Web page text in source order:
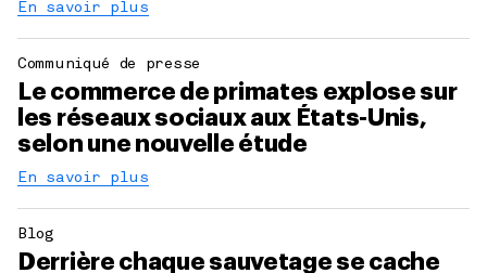
En savoir plus
Communiqué de presse
Le commerce de primates explose sur
les réseaux sociaux aux États-Unis,
selon une nouvelle étude
En savoir plus
Blog
Derrière chaque sauvetage se cache